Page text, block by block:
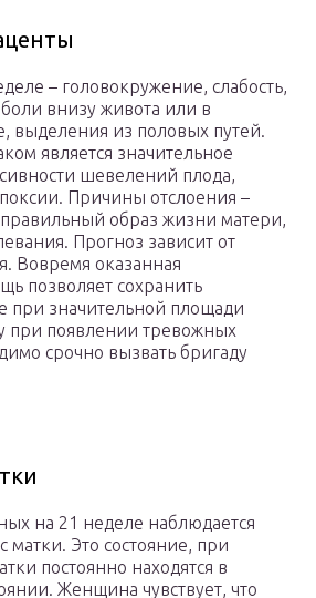
– головокружение, слабость,
внизу живота или в
выделения из половых путей.
является значительное
шевелений плода,
Причины отслоения –
образ жизни матери,
Прогноз зависит от
Вовремя оказанная
позволяет сохранить
при значительной площади
при появлении тревожных
срочно вызвать бригаду
на 21 неделе наблюдается
Это состояние, при
постоянно находятся в
Женщина чувствует, что